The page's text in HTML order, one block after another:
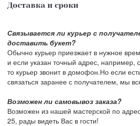
Доставка и сроки
Связывается ли курьер с
доставить букет?
Обычно курьер приезжает в нужное
и если указан точный адрес, например,
то курьер звонит в домофон.Но если
связаться заранее с получателем, мы
Возможен ли самовывоз заказа?
Возможен из нашей мастерской по
25, рады видеть Вас в гости!